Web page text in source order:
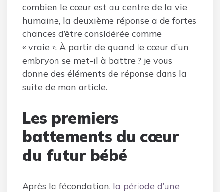
combien le cœur est au centre de la vie
humaine, la deuxième réponse a de fortes
chances d’être considérée comme
« vraie ». À partir de quand le cœur d’un
embryon se met-il à battre ? je vous
donne des éléments de réponse dans la
suite de mon article.
Les premiers
battements du cœur
du futur bébé
Après la fécondation, la période d’une